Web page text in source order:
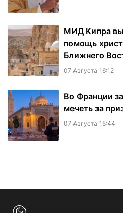
МИД Кипра
помощь
Ближнего
07 Августа 16:12
Во Франции
мечеть за
07 Августа 15:44